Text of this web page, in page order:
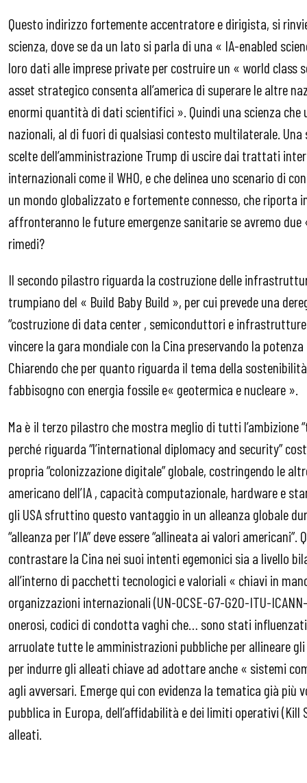
Questo indirizzo fortemente accentratore e dirigista, si
scienza, dove se da un lato si parla di una « IA-enabled
loro dati alle imprese private per costruire un « world
asset strategico consenta all’america di superare le altre
enormi quantità di dati scientifici ». Quindi una scienza che
nazionali, al di fuori di qualsiasi contesto multilaterale.
scelte dell’amministrazione Trump di uscire dai trattati
internazionali come il WHO, e che delinea uno scenario di
un mondo globalizzato e fortemente connesso, che riporta
affronteranno le future emergenze sanitarie se avremo
rimedi?
Il secondo pilastro riguarda la costruzione delle
trumpiano del « Build Baby Build », per cui prevede una
“costruzione di data center , semiconduttori e
vincere la gara mondiale con la Cina preservando la
Chiarendo che per quanto riguarda il tema della
fabbisogno con energia fossile e« geotermica e nucleare ».
Ma è il terzo pilastro che mostra meglio di tutti l’ambizione
perché riguarda “l’international diplomacy and security”
propria “colonizzazione digitale” globale, costringendo le
americano dell’IA , capacità computazionale, hardware e
gli USA sfruttino questo vantaggio in un alleanza globale
“alleanza per l’IA” deve essere “allineata ai valori
contrastare la Cina nei suoi intenti egemonici sia a livello
all’interno di pacchetti tecnologici e valoriali « chiavi in
organizzazioni internazionali (UN-OCSE-G7-G20-ITU-
onerosi, codici di condotta vaghi che… sono stati
arruolate tutte le amministrazioni pubbliche per allineare
per indurre gli alleati chiave ad adottare anche « sistemi
agli avversari. Emerge qui con evidenza la tematica già più
pubblica in Europa, dell’affidabilità e dei limiti operativi
alleati.